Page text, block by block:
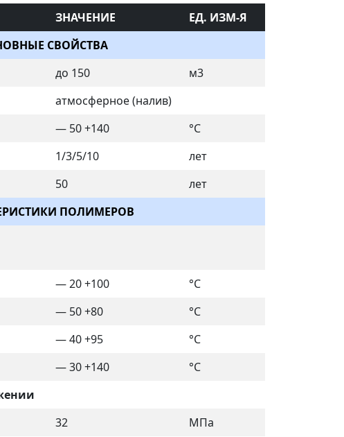
ЗНАЧЕНИЕ
ЕД. ИЗМ-Я
СВОЙСТВА
до 150
м3
атмосферное (налив)
— 50 +140
°C
1/3/5/10
лет
50
лет
ПОЛИМЕРОВ
— 20 +100
°C
— 50 +80
°C
— 40 +95
°C
— 30 +140
°C
32
МПа